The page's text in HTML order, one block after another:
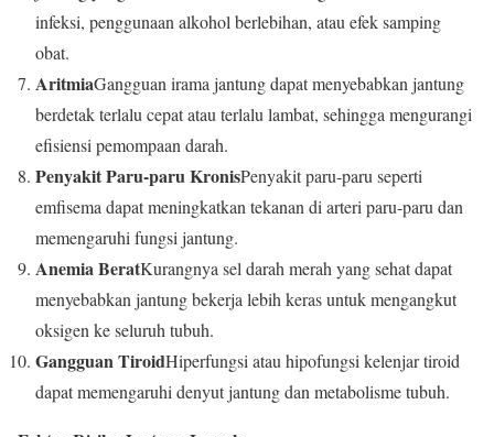
infeksi, penggunaan alkohol berlebihan, atau efek samping
obat.
AritmiaGangguan irama jantung dapat menyebabkan jantung
berdetak terlalu cepat atau terlalu lambat, sehingga mengurangi
efisiensi pemompaan darah.
Penyakit Paru-paru KronisPenyakit paru-paru seperti
emfisema dapat meningkatkan tekanan di arteri paru-paru dan
memengaruhi fungsi jantung.
Anemia BeratKurangnya sel darah merah yang sehat dapat
menyebabkan jantung bekerja lebih keras untuk mengangkut
oksigen ke seluruh tubuh.
Gangguan TiroidHiperfungsi atau hipofungsi kelenjar tiroid
dapat memengaruhi denyut jantung dan metabolisme tubuh.